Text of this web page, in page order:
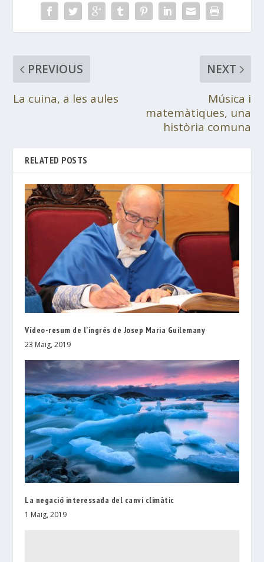
PREVIOUS
La cuina, a les aules
NEXT
Música i
matemàtiques, una
història comuna
RELATED POSTS
Vídeo-resum de l’ingrés de Josep Maria Guilemany
23 Maig, 2019
La negació interessada del canvi climàtic
1 Maig, 2019